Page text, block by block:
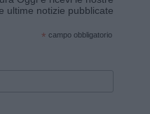
ultime notizie pubblicate
* campo obbligatorio